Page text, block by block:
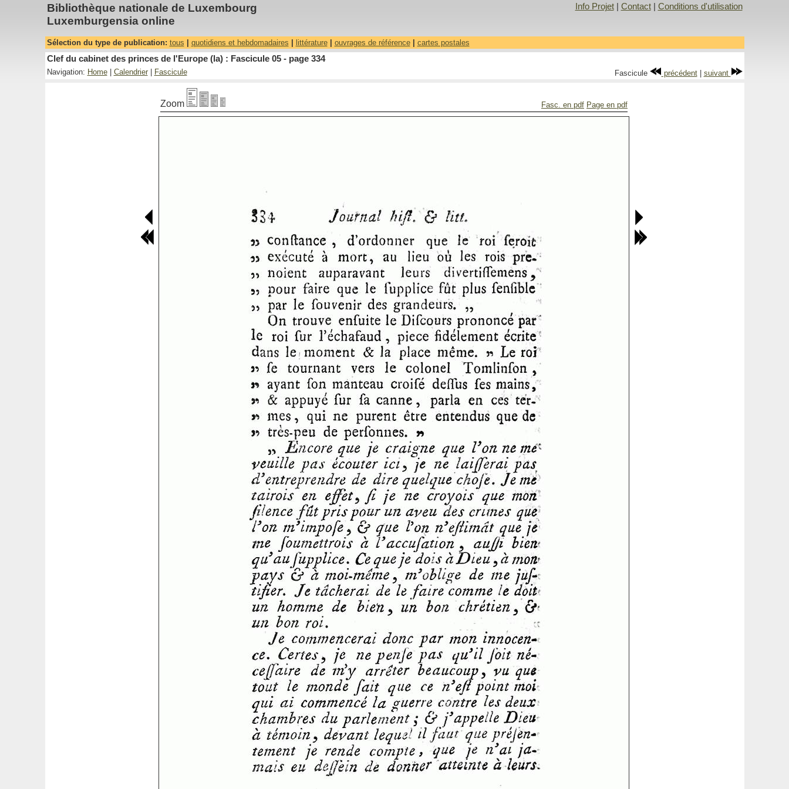
Bibliothèque nationale de Luxembourg
Luxemburgensia online
Info Projet| Contact| Conditions d'utilisation
Sélection du type de publication: tous quotidiens et hebdomadaires littérature| ouvrages de référence| cartes postales
Clef du cabinet des princes de l'Europe (la) : Fascicule 05 - page 334
Navigation: Home| Calendrier| Fascicule Fascicule précédent| suivant
Zoom Fasc. en pdf Page en pdf